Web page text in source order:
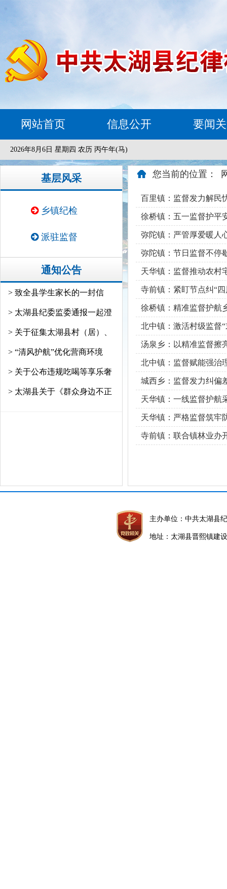
网站首页 信息公开 要闻
2026年8月6日 星期四 农历 丙午年(马)
基层风采
乡镇纪检
派驻监督
通知公告
> 致全县学生家长的一封信
> 太湖县纪委监委通报一起澄
> 关于征集太湖县村（居）、
> “清风护航”优化营商环境
> 关于公布违规吃喝等享乐奢
> 太湖县关于《群众身边不正
您当前的位置：
百里镇：监督发力解民
徐桥镇：五一监督护平
弥陀镇：严管厚爱暖人
弥陀镇：节日监督不停
天华镇：监督推动农村
寺前镇：紧盯节点纠“
徐桥镇：精准监督护航
北中镇：激活村级监督
汤泉乡：以精准监督擦
北中镇：监督赋能强治
城西乡：监督发力纠偏
天华镇：一线监督护航
天华镇：严格监督筑牢
寺前镇：联合镇林业办
主办单位：中共太湖县
地址：太湖县晋熙镇建